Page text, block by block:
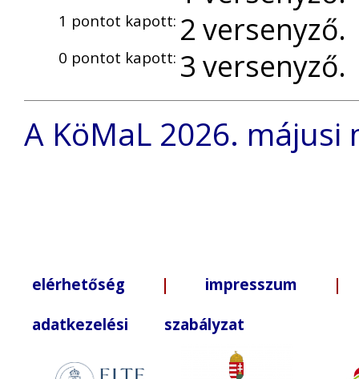
1 pontot kapott: 2 versenyző.
0 pontot kapott: 3 versenyző.
A KöMaL 2026.
elérhetőség | impresszum |
adatkezelési szabályzat